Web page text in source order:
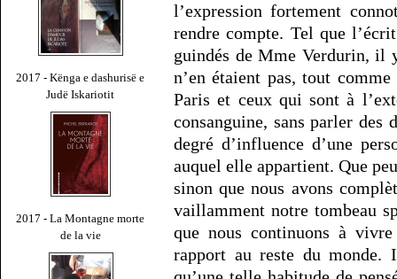
2017 - Kënga e dashurisë e
Judë Iskariotit
2017 - La Montagne morte
de la vie
l’expression fortement
rendre compte. Tel que
guindés de Mme Verdurin, il
n’en étaient pas, tout
Paris et ceux qui sont à
consanguine, sans parler
degré d’influence d’une
auquel elle appartient. Que
sinon que nous avons
vaillamment notre tombeau
que nous continuons à
rapport au reste du